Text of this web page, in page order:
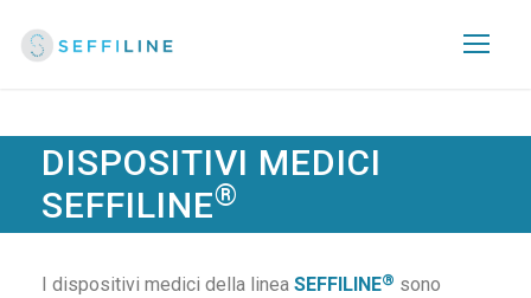
DISPOSITIVI MEDICI
SEFFILINE®
I dispositivi medici della linea SEFFILINE® sono